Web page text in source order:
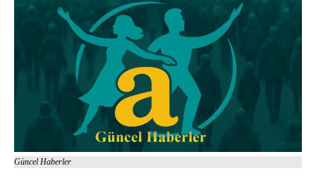
Güncel Haberler